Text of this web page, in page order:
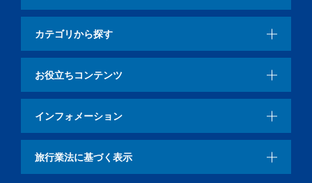
カテゴリから探す
お役立ちコンテンツ
インフォメーション
旅行業法に基づく表示